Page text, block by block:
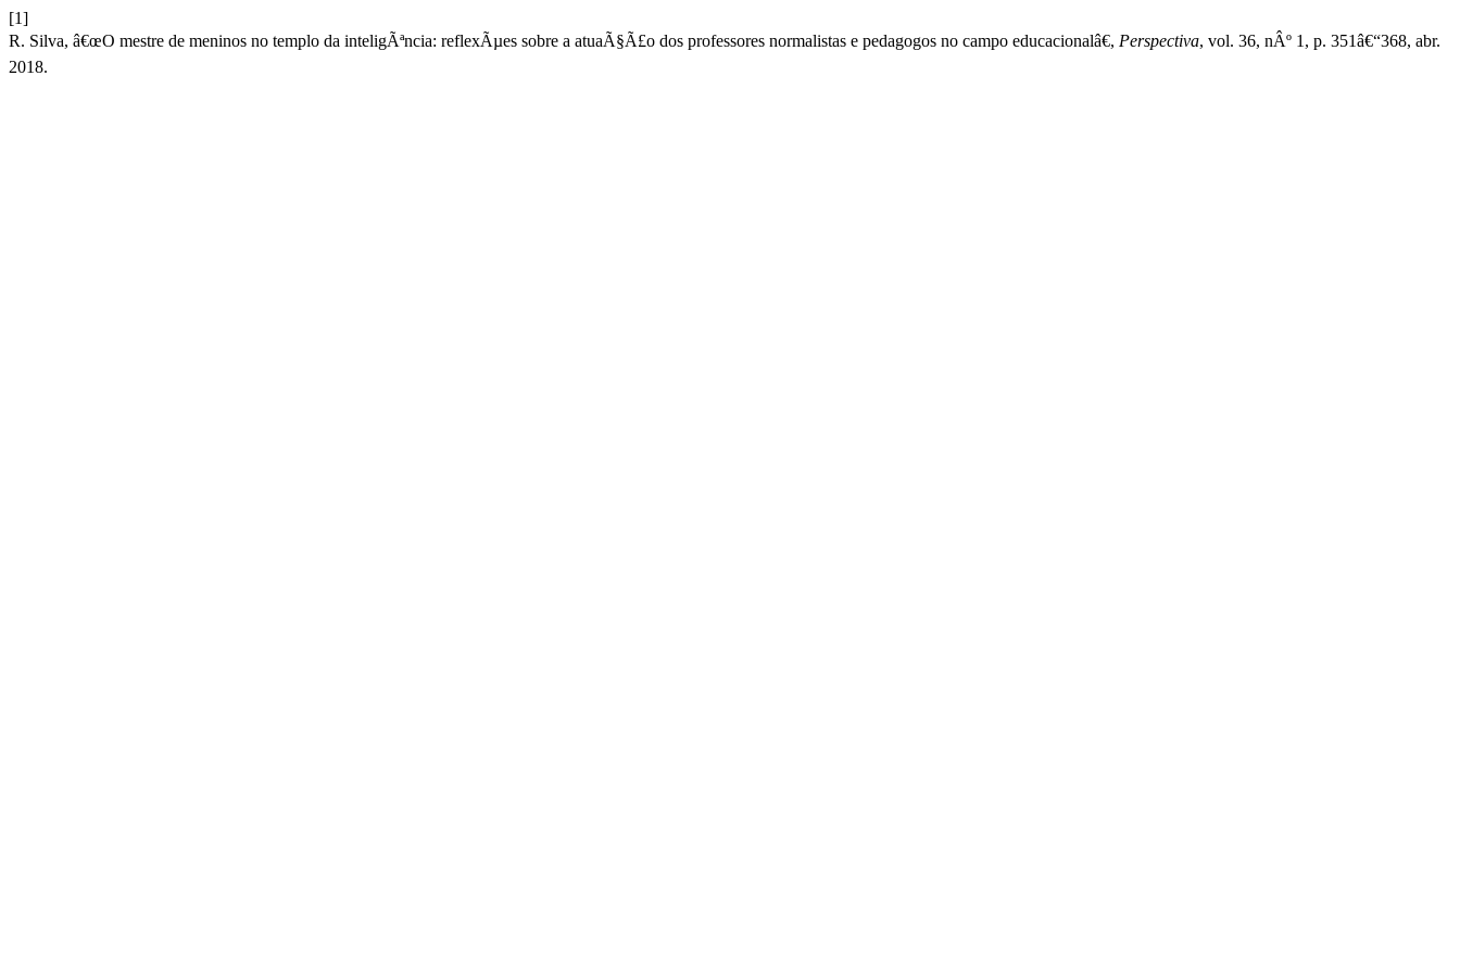
[1]
R. Silva, â€œO mestre de meninos no templo da inteligÃªncia: reflexÃµes sobre a atuaÃ§Ã£o dos professores normalistas e pedagogos no campo educacionalâ€, Perspectiva, vol. 36, nÂº 1, p. 351â€“368, abr.
2018.